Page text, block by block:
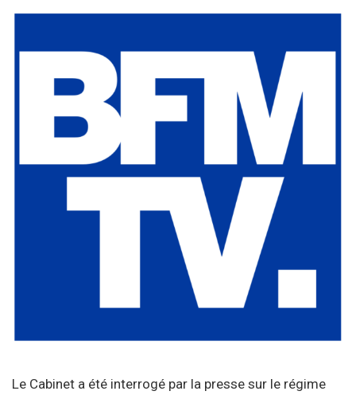
Le Cabinet a été interrogé par la presse sur le régime